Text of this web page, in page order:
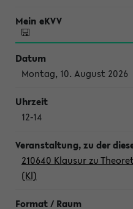
Montag, 10. August 2026
12-14
210640 Klausur zu
(Kl)